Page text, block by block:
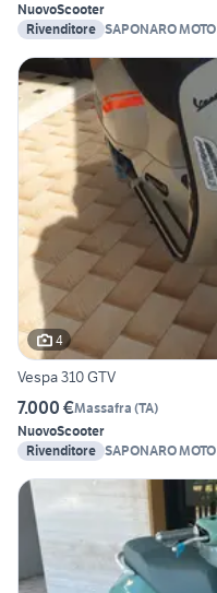
NuovoScooter
Rivenditore SAPONARO MOTO
4
Vespa 310 GTV
7.000 €Massafra (TA)
NuovoScooter
Rivenditore SAPONARO MOTO